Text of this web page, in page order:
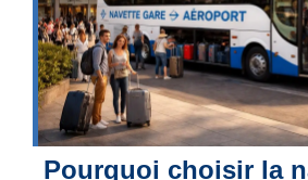
Pourquoi choisir la